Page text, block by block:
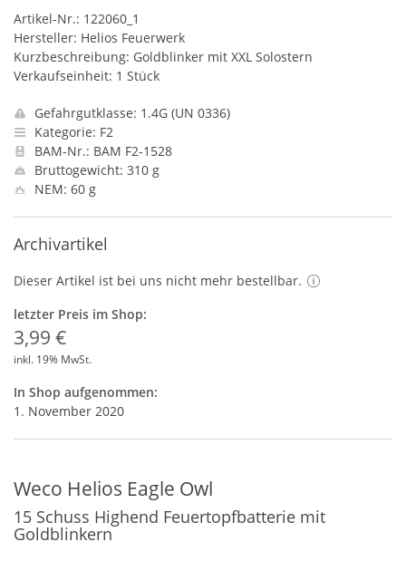
Artikel-Nr.: 122060_1
Hersteller: Helios Feuerwerk
Kurzbeschreibung: Goldblinker mit XXL Solostern
Verkaufseinheit: 1 Stück
Gefahrgutklasse: 1.4G (UN 0336)
Kategorie: F2
BAM-Nr.: BAM F2-1528
Bruttogewicht: 310 g
NEM: 60 g
Archivartikel
Dieser Artikel ist bei uns nicht mehr bestellbar.
letzter Preis im Shop:
3,99 €
inkl. 19% MwSt.
In Shop aufgenommen:
1. November 2020
Weco Helios Eagle Owl
15 Schuss Highend Feuertopfbatterie mit
Goldblinkern